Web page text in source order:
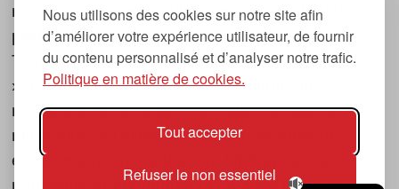
Nous utilisons des cookies sur notre site afin
d’améliorer votre expérience utilisateur, de fournir
du contenu personnalisé et d’analyser notre trafic.
Politique en matière de cookies.
Tout accepter
Refuser le non essentiel
musique et les nouvelles tendances, dont la
première parution date de 2007.
Tsugi en japonais signifie « prochain », « suivant
», ce qui correspond à la thématique du
magazine, à l’affût des nouvelles tendances
musicales, qu’elles viennent de la musique
électronique, du rock ou du hip hop, et des
nouveaux phénomènes de société liés à la